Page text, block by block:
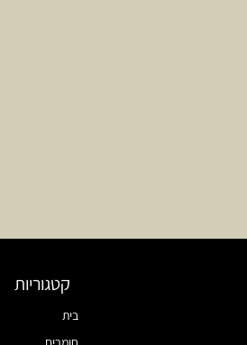
קטגוריות
בית